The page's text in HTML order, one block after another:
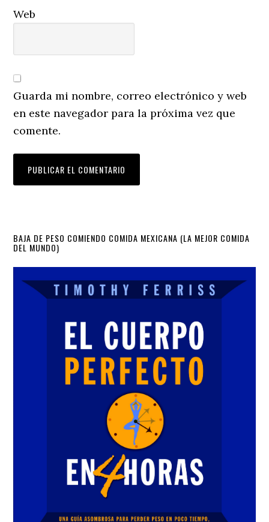
Web
Guarda mi nombre, correo electrónico y web
en este navegador para la próxima vez que
comente.
Primary
Sidebar
BAJA DE PESO COMIENDO COMIDA MEXICANA (LA MEJOR COMIDA
DEL MUNDO)